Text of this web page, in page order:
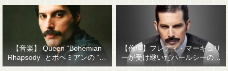
【音楽】 Queen “Bohemian
Rhapsody” とボヘミアンの “他
人事感”
【倫理】フレディ・マーキュリ
ーが受け継いだパールシーの精
神遺産